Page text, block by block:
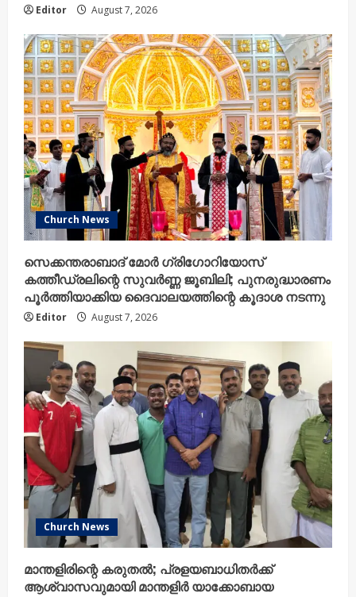
Editor August 7, 2026
Church News
സെക്കന്തരാബാദ് മോർ ഗ്രിഗോറിയോസ്
കത്തീഡ്രലിന്റെ സുവർണ്ണ ജൂബിലി; പുനരുദ്ധാരണം
പൂർത്തിയാക്കിയ ദൈവാലയത്തിന്റെ കൂദാശ നടന്നു
Editor August 7, 2026
Church News
മാന്തളിരിന്റെ കരുതൽ; പ്രളയബാധിതർക്ക്
ആശ്വാസവുമായി മാന്തളിർ യാക്കോബായ